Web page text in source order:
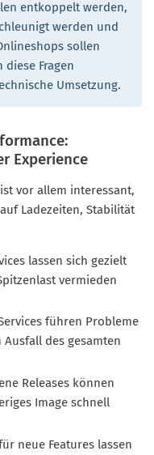
entkoppelt werden,
werden und
sollen
Fragen
Umsetzung.
Experience
vor allem interessant,
Ladezeiten, Stabilität
lassen sich gezielt
vermieden
führen Probleme
des gesamten
Releases können
Image schnell
neue Features lassen